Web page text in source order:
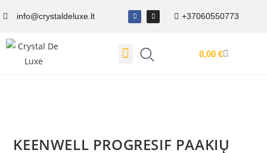
info@crystaldeluxe.lt +37060550773
0,00 €
KEENWELL PROGRESIF PAAKIŲ